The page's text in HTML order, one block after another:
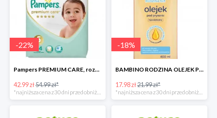
-22%
Pampers PREMIUM CARE, rozmiar 5, 44 pieluszki, 11kg-16kg
42.99 zł54.99 zł*
*najniższa cena z 30 dni przed obniżką
-18%
BAMBINO RODZINA OLEJEK POD PRYSZNIC 400 ML
17.98 zł21.99 zł*
*najniższa cena z 30 dni przed obniżką